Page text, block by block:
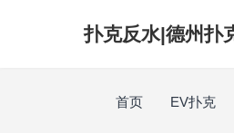
扑克反水|德州扑
首页 EV扑克